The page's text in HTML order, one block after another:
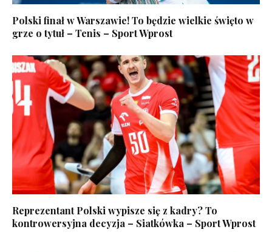
Polski finał w Warszawie! To będzie wielkie święto w
grze o tytuł – Tenis – Sport Wprost
Reprezentant Polski wypisze się z kadry? To
kontrowersyjna decyzja – Siatkówka – Sport Wprost